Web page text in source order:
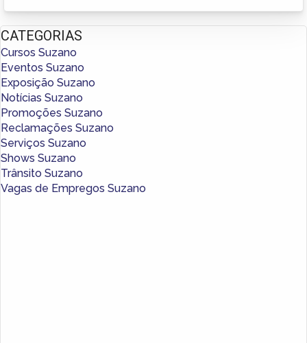
CATEGORIAS
Cursos Suzano
Eventos Suzano
Exposição Suzano
Notícias Suzano
Promoções Suzano
Reclamações Suzano
Serviços Suzano
Shows Suzano
Trânsito Suzano
Vagas de Empregos Suzano